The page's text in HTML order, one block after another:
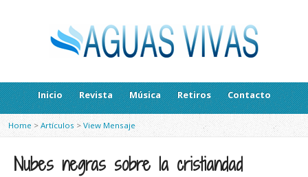
Inicio Revista Música Retiros Contacto
Home > Artículos > View Mensaje
Nubes negras sobre la cristiandad